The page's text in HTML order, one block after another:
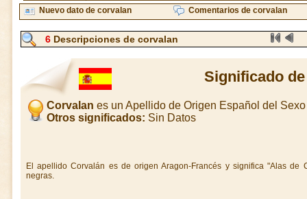
Nuevo dato de corvalan Comentarios de corvalan
6Descripciones de corvalan
Significado
Corvalan es un Apellido de Origen Español del
Otros significados: Sin Datos
El apellido Corvalán es de origen Aragon-Francés y significa "Alas de
negras.